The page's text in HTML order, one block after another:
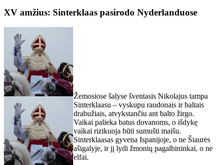
XV amžius: Sinterklaas pasirodo Nyderlanduose
Žemosiose šalyse šventasis Nikolajus tampa
Sinterklaasu – vyskupu raudonais ir baltais
drabužiais, atvykstančiu ant balto žirgo.
Vaikai palieka batus dovanoms, o išdykę
vaikai rizikuoja būti sumušti maišu.
Sinterklaasas gyvena Ispanijoje, o ne Šiaurės
ašigalyje, ir jį lydi žmonių pagalbininkai, o ne
elfai.